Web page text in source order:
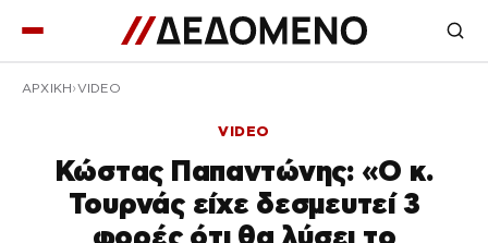
ΑΡΧΙΚΉ VIDEO
VIDEO
Κώστας Παπαντώνης: «Ο κ.
Τουρνάς είχε δεσμευτεί 3
φορές ότι θα λύσει το